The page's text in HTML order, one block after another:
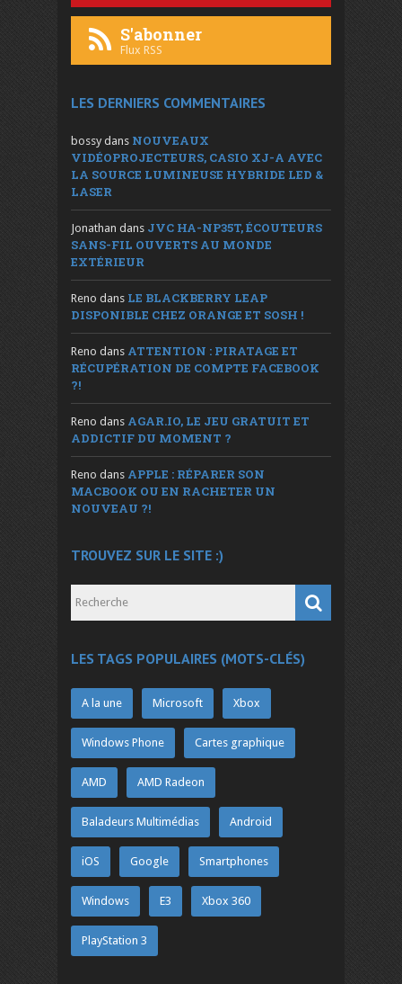
S'abonner
Flux RSS
LES DERNIERS COMMENTAIRES
bossy dans NOUVEAUX
VIDÉOPROJECTEURS, CASIO XJ-A AVEC
LA SOURCE LUMINEUSE HYBRIDE LED &
LASER
Jonathan dans JVC HA-NP35T, ÉCOUTEURS
SANS-FIL OUVERTS AU MONDE
EXTÉRIEUR
Reno dans LE BLACKBERRY LEAP
DISPONIBLE CHEZ ORANGE ET SOSH !
Reno dans ATTENTION : PIRATAGE ET
RÉCUPÉRATION DE COMPTE FACEBOOK
?!
Reno dans AGAR.IO, LE JEU GRATUIT ET
ADDICTIF DU MOMENT ?
Reno dans APPLE : RÉPARER SON
MACBOOK OU EN RACHETER UN
NOUVEAU ?!
TROUVEZ SUR LE SITE :)
LES TAGS POPULAIRES (MOTS-CLÉS)
A la une Microsoft Xbox
Windows Phone Cartes graphique
AMD AMD Radeon
Baladeurs Multimédias Android
iOS Google Smartphones
Windows E3 Xbox 360
PlayStation 3